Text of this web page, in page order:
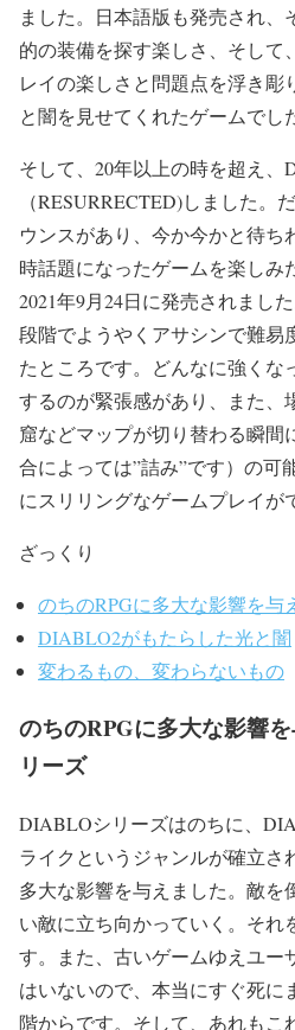
ました。日本語版も発売され、
的の装備を探す楽しさ、そして
レイの楽しさと問題点を浮き彫
と闇を見せてくれたゲームでし
そして、20年以上の時を超え
（RESURRECTED)しました。
ウンスがあり、今か今かと待ち
時話題になったゲームを楽しみ
2021年9月24日に発売されまし
段階でようやくアサシンで難
たところです。どんなに強くな
するのが緊張感があり、また、
窟などマップが切り替わる瞬間
合によっては”詰み”です）の可
にスリリングなゲームプレイが
ざっくり
のちのRPGに多大な影響を
DIABLO2がもたらした光と闇
変わるもの、変わらないもの
のちのRPGに多大な影響
リーズ
DIABLOシリーズはのちに、
ライクというジャンルが確立さ
多大な影響を与えました。敵を
い敵に立ち向かっていく。それ
す。また、古いゲームゆえユー
はいないので、本当にすぐ死に
階からです。そして、あれもこ